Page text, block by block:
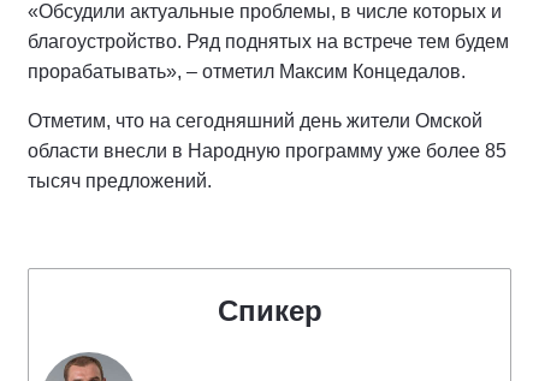
«Обсудили актуальные проблемы, в числе которых и
благоустройство. Ряд поднятых на встрече тем будем
прорабатывать», – отметил Максим Концедалов.
Отметим, что на сегодняшний день жители Омской
области внесли в Народную программу уже более 85
тысяч предложений.
Спикер